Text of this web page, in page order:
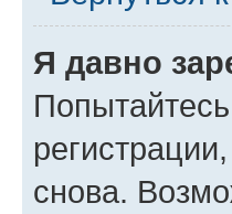
Я давно
снова.